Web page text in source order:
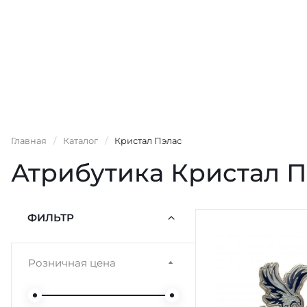
Главная / Каталог / Кристал Пэлас
Атрибутика Кристал
ФИЛЬТР
Розничная цена